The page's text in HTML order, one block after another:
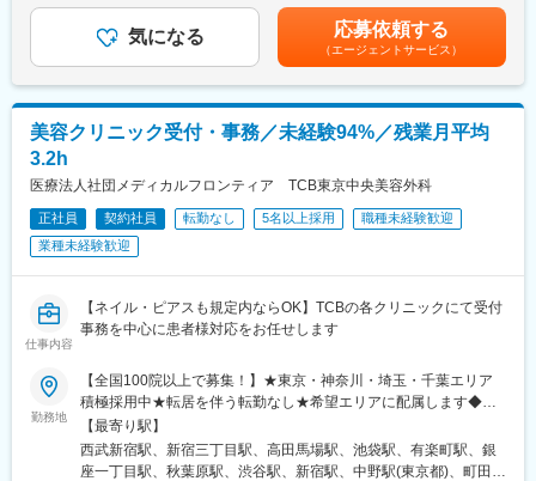
変更の範囲：無
当社の創業者であり代表医師を務めている今野健一郎が、2018年
に事業承継した栃木県の診療所を皮切りに、その後2020年2月に
医療法人化するとともにグループ展開を開始したことが事業の始
運営や持続的な成長を目的として本社集約型の組織設計として、
メディカルサービス法人を立ち上げました。
今後は全国的に多数の医療法人をグループ化を加速していき、今
後はグループ売上高120億円、スタッフ数1,000名を超える事業規
模に成長していく見込みです。ゆくゆくは、患者さんたちへの最
高のホスピタリティ、働くスタッフたちには働きやすさと十分な
を目指して経営をしております。
の後は人口減少による患者、医療者ともに減少していきます。
そのような社会情勢の変化を見据えて、グループ法人としての一
体となって事業展開できる強みを活かし、安全で安心な医療介護
提供体制・就労環境を作るべく、これまでの医療サービス、医療
機関支援会社の枠にとらわれずにチャレンジしていきたいと思っ
目安の金額であり、選考を通じて上下する可能性があります。月
給(月額)は固定手当を含めた表記です。
気になる 応募依頼する
（エージェントサービス）
美容クリニック受付・事務／未経験94%／残業月平均
3.2h
医療法人社団メディカルフロンティア TCB東京中央美容外科
正社員 契約社員 転勤なし 5名以上採用
職種未経験歓迎
業種未経験歓迎
仕事内容
【ネイル・ピアスも規定内ならOK】TCBの各クリニックにて受付
事務を中心に患者様対応をお任せします
勤務地
【全国100院以上で募集！】★東京・神奈川・埼玉・千葉エリア
積極採用中★転居を伴う転勤なし★希望エリアに配属します◆ク
リニック一覧＜全国100院以上展開＞【北海道・東北】旭川駅前
院、青森院、盛岡院、秋田院、山形院、仙台駅前院、福島院、郡
山院 など【関東】新宿東口院、池袋駅前院、品川院、秋葉原
【最寄り駅】
西武新宿駅、新宿三丁目駅、高田馬場駅、池袋駅、有楽町駅、銀
座一丁目駅、秋葉原駅、渋谷駅、新宿駅、中野駅(東京都)、町田